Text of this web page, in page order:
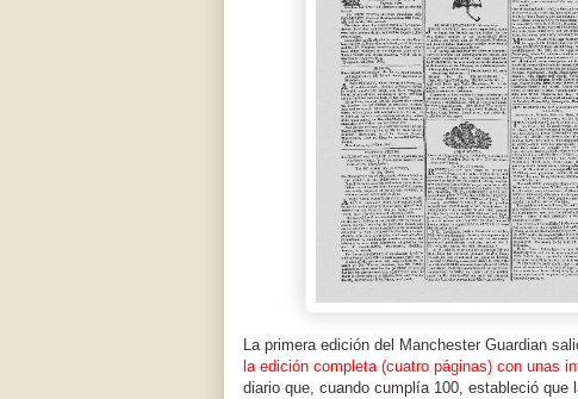
La primera edición del Manchester Guardian
la edición completa (cuatro páginas) con unas
diario que, cuando cumplía 100, estableció